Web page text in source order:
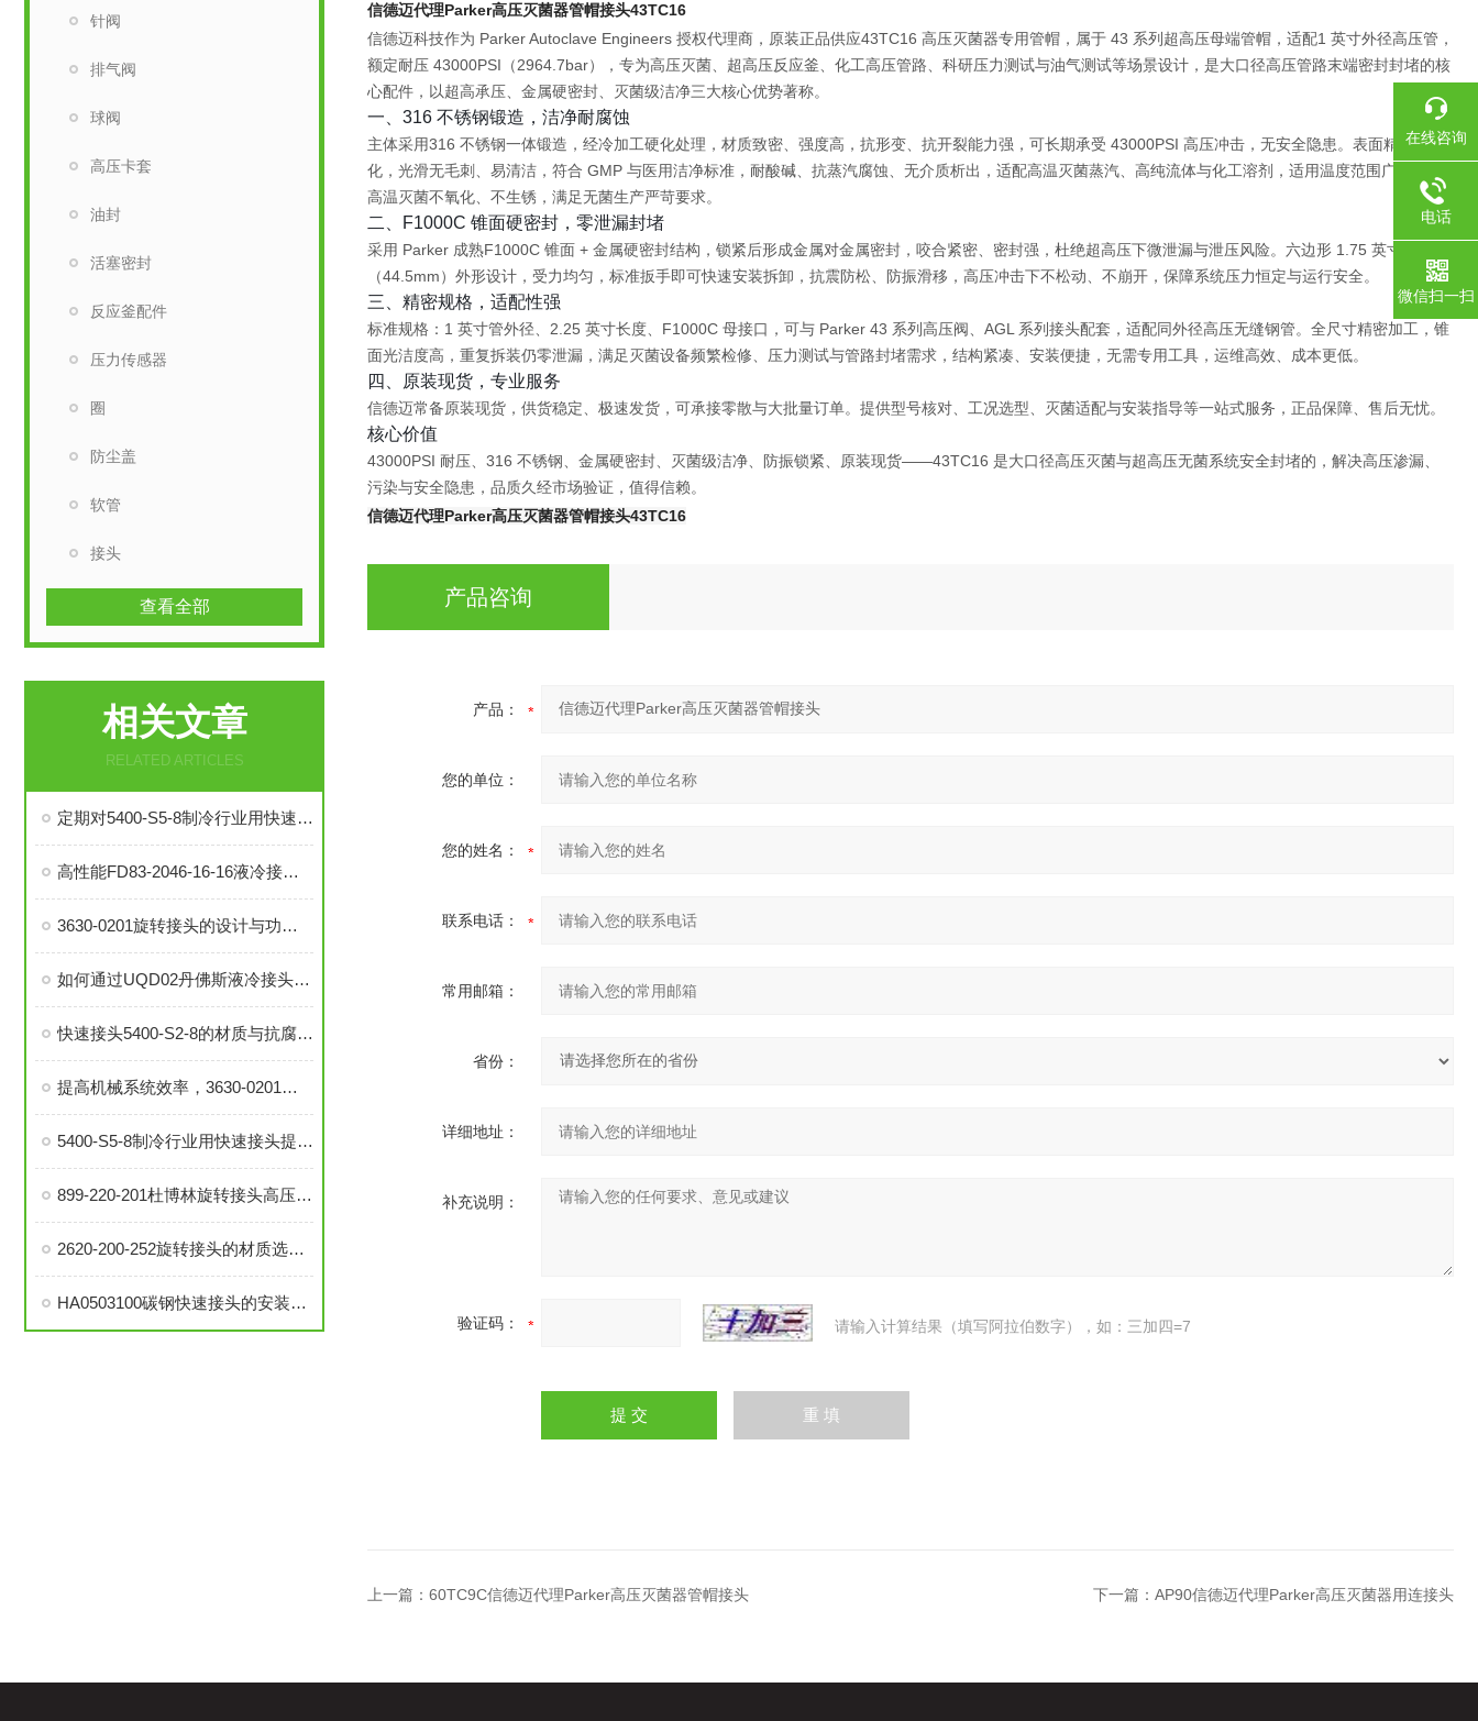
针阀
排气阀
球阀
高压卡套
油封
活塞密封
反应釜配件
压力传感器
圈
防尘盖
软管
接头
查看全部
相关文章
RELATED ARTICLES
定期对5400-S5-8制冷行业用快速接头进行泄漏检测的必要性与操作方法
高性能FD83-2046-16-16液冷接头：理想的热管理配件
3630-0201旋转接头的设计与功能解析
如何通过UQD02丹佛斯液冷接头提升冷却系统的耐用性？
快速接头5400-S2-8的材质与抗腐蚀性探讨
提高机械系统效率，3630-0201旋转接头的优势分析
5400-S5-8制冷行业用快速接头提升系统稳定性与操作便捷性
899-220-201杜博林旋转接头高压液压接头的安装、调试与维护技巧
2620-200-252旋转接头的材质选择与耐用性分析
HA0503100碳钢快速接头的安装与维护指南
信德迈代理Parker高压灭菌器管帽接头43TC16
信德迈科技作为 Parker Autoclave Engineers 授权代理商，原装正品供应43TC16 高压灭菌器专用管帽 ，属于 43 系列超高压母端管帽，适配1 英寸外径高压管 ，
额定耐压 43000PSI（2964.7bar）
，专为高压灭菌、超高压反应釜、化工高压管路、科研压力测试与油气测试等场景设计，是大口径高压管路末端密封封堵的核
心配件，以超高承压、金属硬密封、灭菌级洁净三大核心优势著称。
一、316 不锈钢锻造，洁净耐腐蚀
主体采用316 不锈钢一体锻造，经冷加工硬化处理，材质致密、强度高，抗形变、抗开裂能力强，可长期承受 43000PSI 高压冲击，无安全隐患。表面精密钝
化，光滑无毛刺、易清洁， 符合 GMP 与医用洁净标准 ，耐酸碱、抗蒸汽腐蚀、无介质析出，适配高温灭菌蒸汽、高纯流体与化工溶剂，适用温度范围广，长期
高温灭菌不氧化、不生锈，满足无菌生产严苛要求。
二、F1000C 锥面硬密封，零泄漏封堵
采用 Parker 成熟F1000C 锥面 + 金属硬密封结构，锁紧后形成金属对金属密封，咬合紧密、密封强，杜绝超高压下微泄漏与泄压风险。六边形 1.75 英寸
（44.5mm）外形设计，受力均匀，标准扳手即可快速安装拆卸， 抗震防松、防振滑移 ，高压冲击下不松动、不崩开，保障系统压力恒定与运行安全。
三、精密规格，适配性强
标准规格： 1 英寸管外径、2.25 英寸长度、F1000C 母接口 ，可与 Parker 43 系列高压阀、AGL 系列接头配套，适配同外径高压无缝钢管。全尺寸精密加工，锥
面光洁度高， 重复拆装仍零泄漏 ，满足灭菌设备频繁检修、压力测试与管路封堵需求，结构紧凑、安装便捷，无需专用工具，运维高效、成本更低。
四、原装现货，专业服务
信德迈常备原装现货 ，供货稳定、极速发货，可承接零散与大批量订单。提供型号核对、工况选型、灭菌适配与安装指导等一站式服务，正品保障、售后无忧。
核心价值
43000PSI 耐压、316 不锈钢、金属硬密封、灭菌级洁净、防振锁紧、原装现货——43TC16 是大口径高压灭菌与超高压无菌系统安全封堵的，解决高压渗漏、
污染与安全隐患，品质久经市场验证，值得信赖。
信德迈代理Parker高压灭菌器管帽接头43TC16
产品咨询
产品：
您的单位：
您的姓名：
联系电话：
常用邮箱：
省份：
详细地址：
补充说明：
验证码： 请输入计算结果（填写阿拉伯数字），如：三加四=7
上一篇： 60TC9C信德迈代理Parker高压灭菌器管帽接头 下一篇： AP90信德迈代理Parker高压灭菌器用连接头
在线咨询
电话
微信扫一扫